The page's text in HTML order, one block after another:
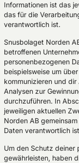
Informationen ist das
das für die
verantwortlich ist.
Snusbolaget Norden
betroffenen
personenbezogenen
beispielsweise um
kommunizieren und
Analysen zur
durchzuführen. In
jeweiligen aktuellen
Norden AB
Daten verantwortlich
Um den Schutz deiner
gewährleisten, haben